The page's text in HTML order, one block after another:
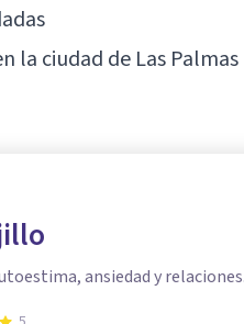
la ciudad de Las
ansiedad y relaciones.